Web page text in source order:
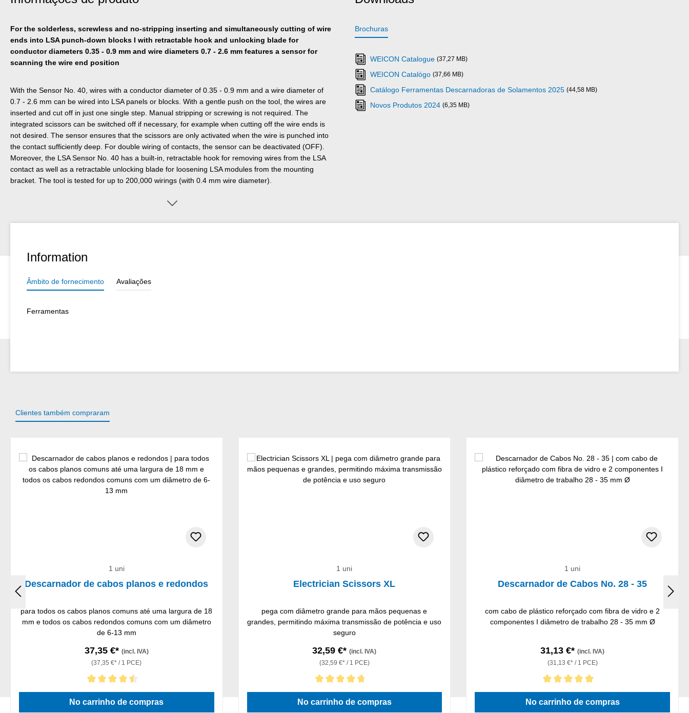
For the solderless, screwless and no-stripping inserting and simultaneously cutting of wire
ends into LSA punch-down blocks I with retractable hook and unlocking blade for
conductor diameters 0.35 - 0.9 mm and wire diameters 0.7 - 2.6 mm features a sensor for
scanning the wire end position
With the Sensor No. 40, wires with a conductor diameter of 0.35 - 0.9 mm and a wire diameter of
0.7 - 2.6 mm can be wired into LSA panels or blocks. With a gentle push on the tool, the wires are
inserted and cut off in just one single step. Manual stripping or screwing is not required. The
integrated scissors can be switched off if necessary, for example when cutting off the wire ends is
not desired. The sensor ensures that the scissors are only activated when the wire is punched into
the contact sufficiently deep. For double wiring of contacts, the sensor can be deactivated (OFF).
Moreover, the LSA Sensor No. 40 has a built-in, retractable hook for removing wires from the LSA
contact as well as a retractable unlocking blade for loosening LSA modules from the mounting
bracket. The tool is tested for up to 200,000 wirings (with 0.4 mm wire diameter).
Brochuras
WEICON Catalogue (37,27 MB)
WEICON Catalógo (37,66 MB)
Catálogo Ferramentas Descarnadoras de Solamentos 2025 (44,58 MB)
Novos Produtos 2024 (6,35 MB)
Information
Âmbito de fornecimento Avaliações
Ferramentas
Clientes também compraram
1 uni
Descarnador de cabos planos e redondos
para todos os cabos planos comuns até uma largura de 18
mm e todos os cabos redondos comuns com um diâmetro
de 6-13 mm
37,35 €* (incl. IVA)
(37,35 €* / 1 PCE)
Classificação média de 4.5 de 5 estrelas
No carrinho de compras
1 uni
Electrician Scissors XL
pega com diâmetro grande para mãos pequenas e
grandes, permitindo máxima transmissão de potência e uso
seguro
32,59 €*(incl. IVA)
(32,59 €* / 1 PCE)
Classificação média de 4.75 de 5 estrelas
No carrinho de compras
1 uni
Descarnador de Cabos No. 28 - 35
com cabo de plástico reforçado com fibra de vidro e 2
componentes I diâmetro de trabalho 28 - 35 mm Ø
31,13 €*(incl. IVA)
(31,13 €* / 1 PCE)
Classificação média de 5 de 5 estrelas
No carrinho de compras